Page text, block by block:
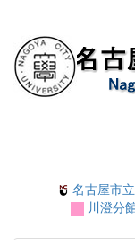
名古屋市
川澄分